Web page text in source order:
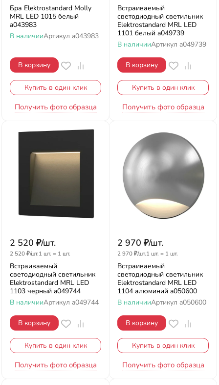
Бра Elektrostandard Molly
MRL LED 1015 белый
a043983
В наличииАртикул a043983
В корзину
Купить в один клик
Получить фото образца
Встраиваемый
светодиодный светильник
Elektrostandard MRL LED
1101 белый a049739
В наличииАртикул a049739
В корзину
Купить в один клик
Получить фото образца
2 520 ₽/шт.
2 520₽/шт.1 шт. = 1 шт.
Встраиваемый
светодиодный светильник
Elektrostandard MRL LED
1103 черный a049744
В наличииАртикул a049744
В корзину
Купить в один клик
Получить фото образца
2 970 ₽/шт.
2 970₽/шт.1 шт. = 1 шт.
Встраиваемый
светодиодный светильник
Elektrostandard MRL LED
1104 алюминий a050600
В наличииАртикул a050600
В корзину
Купить в один клик
Получить фото образца